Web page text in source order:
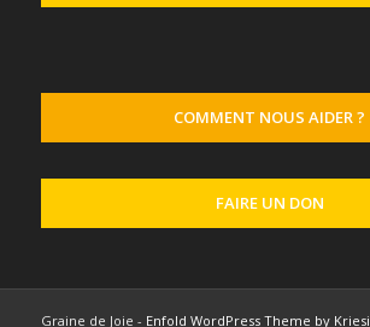
COMMENT NOUS AIDER ?
FAIRE UN DON
Graine de Joie - Enfold WordPress Theme by Kriesi